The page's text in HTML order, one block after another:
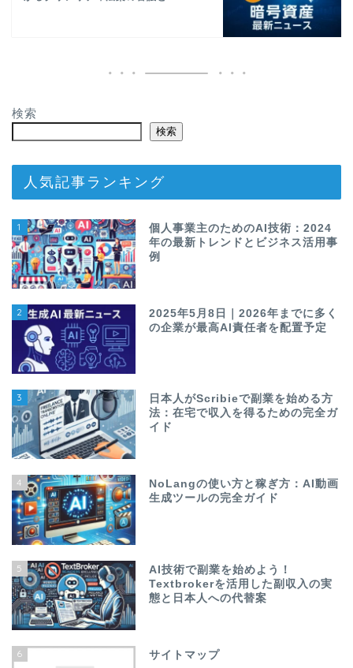
検索
検索
人気記事ランキング
1
個人事業主のためのAI技術：2024
年の最新トレンドとビジネス活用事
例
2
2025年5月8日｜2026年までに多く
の企業が最高AI責任者を配置予定
3
日本人がScribieで副業を始める方
法：在宅で収入を得るための完全ガ
イド
4
NoLangの使い方と稼ぎ方：AI動画
生成ツールの完全ガイド
5
AI技術で副業を始めよう！
Textbrokerを活用した副収入の実
態と日本人への代替案
6 サイトマップ